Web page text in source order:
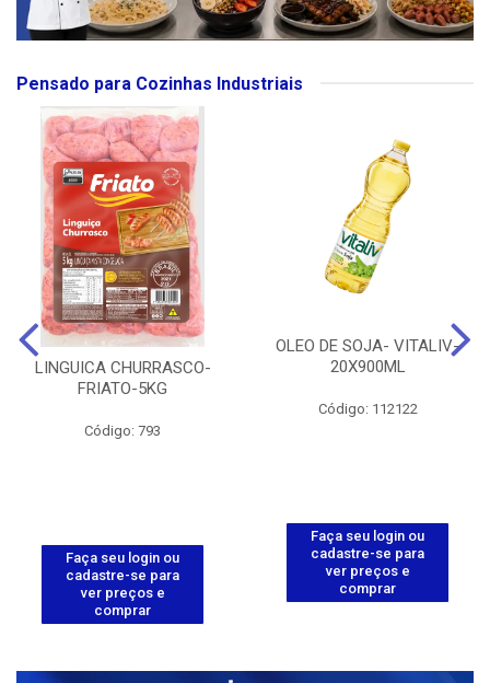
Pensado para Cozinhas Industriais
LINGUICA CHURRASCO-
FRIATO-5KG
Código: 793
Faça seu login ou
cadastre-se para
ver preços e
comprar
OLEO DE SOJA- VITALIV-
20X900ML
Código: 112122
Faça seu login ou
cadastre-se para
ver preços e
comprar